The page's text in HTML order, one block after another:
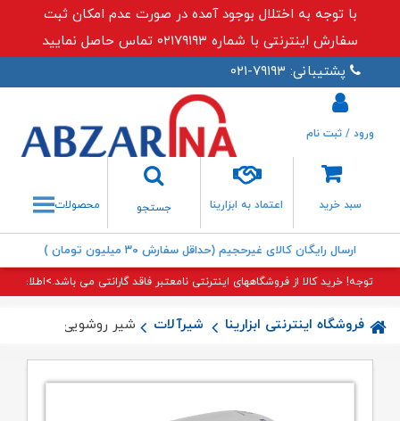
با توجه به اختلال بوجود آمده در صورت عدم امکان ثبت
سفارش اینترنتی با شماره ۰۲۱۷۹۱۹۳ تماس حاصل نمایید
پشتیبانی: ۷۹۱۹۳-۰۲۱
سبد خرید اعتماد به ابزارینا
جستجو
جستجو
ورود / ثبت نام
محصولات
ارسال رایگان کالای غیرحجیم (حداقل سفارش ۳۰ میلیون تومان )
توجه! خرید کالا از فروشگاههای اینترنتی نامعتبر فاقد گارانتی می باشد.>اطلاعات
فروشگاه اینترنتی ابزارینا شیرآلات شیر روشویی آرمال